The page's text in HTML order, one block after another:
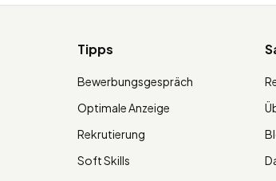
Tipps
Bewerbungsgespräch
Optimale Anzeige
Rekrutierung
Soft Skills